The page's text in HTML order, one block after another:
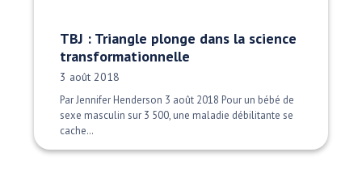
TBJ : Triangle plonge dans la science
transformationnelle
Date publiée:
3 août 2018
Par Jennifer Henderson 3 août 2018 Pour un bébé de
sexe masculin sur 3 500, une maladie débilitante se
cache…